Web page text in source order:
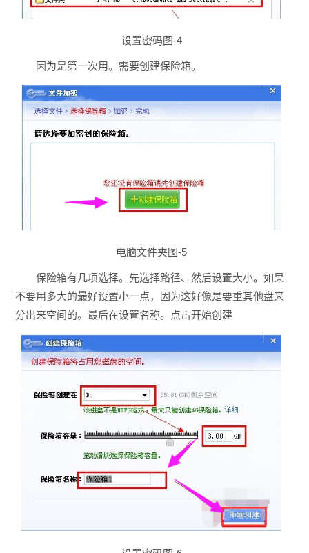
设置密码图-4
因为是第一次用。需要创建保险箱。
电脑文件夹图-5
保险箱有几项选择。先选择路径、然后设置大小。如果
不要用多大的最好设置小一点，因为这好像是要重其他盘来
分出来空间的。最后在设置名称。点击开始创建